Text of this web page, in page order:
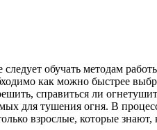
следует обучать методам
как можно быстрее
справиться ли
для тушения огня. В
взрослые, которые